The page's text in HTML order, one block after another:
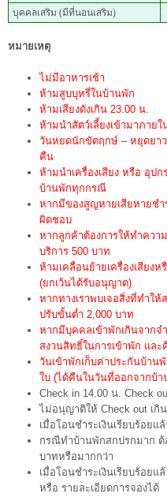
บุคคลเสริม (มีที่นอนเสริม)
หมายเหตุ
ไม่มีอาหารเช้า
ห้ามสูบบุหรี่ในบ้านพัก
ห้ามเสียงดังเกิน 23.00 น.
ห้ามนำสัตว์เลี้ยงเข้ามาภาย
วันหยดนักขัตฤกษ์ – หยุดยา
คืน
ห้ามนำเครื่องเสียง หรือ อุป
บ้านพักทุกกรณี
หากมีของสูญหายเสียหายชำ
ผิดชอบ
หากลูกค้าต้องการให้ทำควา
บริการ 500 บาท
ห้ามเคลื่อนย้ายเครื่องเสียงห
(ยกเว้นได้รับอนุญาต)
หากทางเราพบเจอสิ่งที่ทำใ
ปรับขั้นต่ำ 2,000 บาท
หากมีบุคคลเข้าพักเกินจากจ
สงวนสิทธิ์ในการเข้าพัก แล
วันเข้าพักเก็บค่าประกันบ้าน
ใบ (ได้คืนในวันที่ออกจากบ้า
Check in 14.00 น. Check
ไม่อนุญาติให้ Check out เกิน
เมื่อโอนชำระเงินเรียบร้อยแ
กรณีทำบ้านพักสกปรกมาก ต้
บาทหรือมากกว่า
เมื่อโอนชำระเงินเรียบร้อย
หรือ รายละเอียดการจองได้